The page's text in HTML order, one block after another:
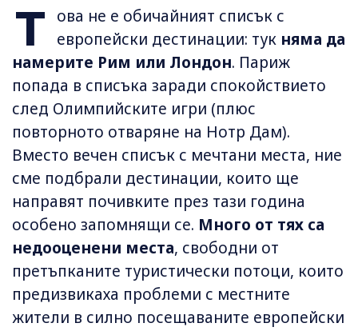
Т
ова не е обичайният списък с
европейски дестинации: тук няма да
намерите Рим или Лондон. Париж
попада в списъка заради спокойствието
след Олимпийските игри (плюс
повторното отваряне на Нотр Дам).
Вместо вечен списък с мечтани места, ние
сме подбрали дестинации, които ще
направят почивките през тази година
особено запомнящи се. Много от тях са
недооценени места, свободни от
претъпканите туристически потоци, които
предизвикаха проблеми с местните
жители в силно посещаваните европейски